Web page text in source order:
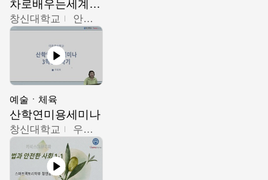
차로배우는세계문화
창신대학교 안소영
예술ㆍ체육
산학연미용세미나
창신대학교 우미옥,오윤경,박선이